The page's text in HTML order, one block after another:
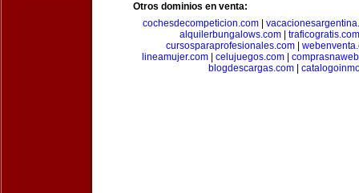
Otros dominios en venta:
cochesdecompeticion.com
alquilerbungalows.com| traficogratis.com
cursosparaprofesionales.com|
lineamujer.com| celujuegos.com|
blogdescargas.com|